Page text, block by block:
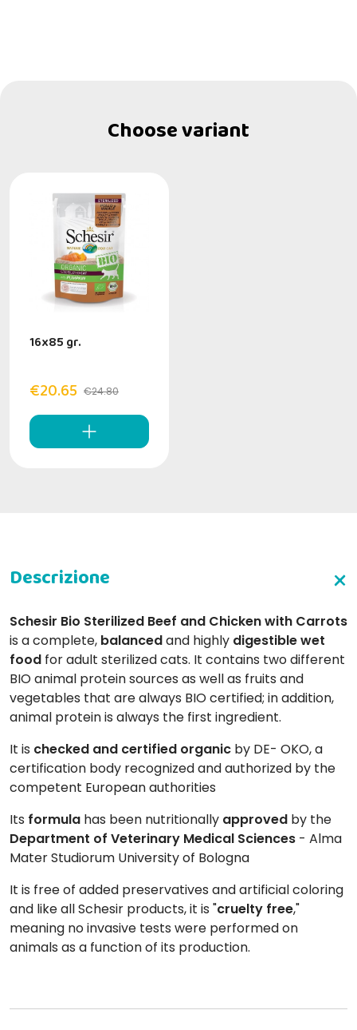
Choose variant
16x85 gr.
€20.65 €24.80
Schesir Bio Sterilized Beef and Chicken with Carrots
is a complete, balancedand highly digestiblewet
food for adult sterilized cats. It contains two different
BIO animal protein sources as well as fruits and
vegetables that are always BIO certified; in addition,
animal protein is always the first ingredient.
It is checked and certified organic by DE- OKO, a
certification body recognized and authorized by the
competent European authorities
Its formula has been nutritionally approved by the
Department of Veterinary Medical Sciences - Alma
Mater Studiorum University of Bologna
It is free of added preservatives and artificial coloring
and like all Schesir products, it is "cruelty free,"
meaning no invasive tests were performed on
animals as a function of its production.